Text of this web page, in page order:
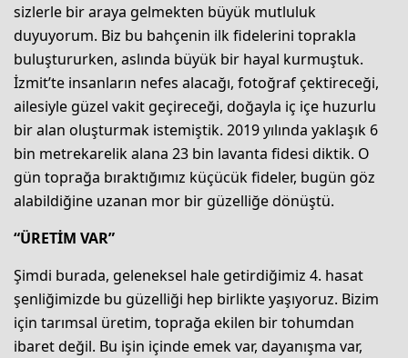
sizlerle bir araya gelmekten büyük mutluluk
duyuyorum. Biz bu bahçenin ilk fidelerini toprakla
buluştururken, aslında büyük bir hayal kurmuştuk.
İzmit’te insanların nefes alacağı, fotoğraf çektireceği,
ailesiyle güzel vakit geçireceği, doğayla iç içe huzurlu
bir alan oluşturmak istemiştik. 2019 yılında yaklaşık 6
bin metrekarelik alana 23 bin lavanta fidesi diktik. O
gün toprağa bıraktığımız küçücük fideler, bugün göz
alabildiğine uzanan mor bir güzelliğe dönüştü.
“ÜRETİM VAR”
Şimdi burada, geleneksel hale getirdiğimiz 4. hasat
şenliğimizde bu güzelliği hep birlikte yaşıyoruz. Bizim
için tarımsal üretim, toprağa ekilen bir tohumdan
ibaret değil. Bu işin içinde emek var, dayanışma var,